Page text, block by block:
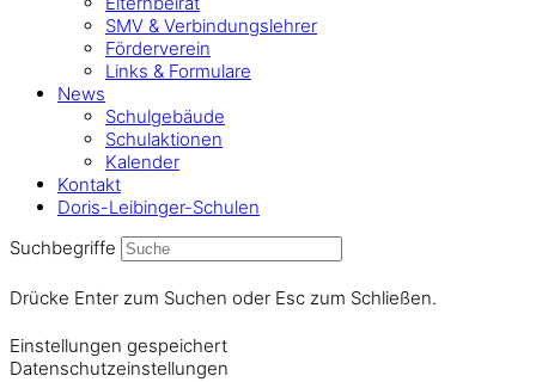
SMV & Verbindungslehrer
Förderverein
Links & Formulare
News
Schulgebäude
Schulaktionen
Kalender
Kontakt
Doris-Leibinger-Schulen
Suchbegriffe
Drücke Enter zum Suchen oder Esc zum Schließen.
Einstellungen gespeichert
Datenschutzeinstellungen